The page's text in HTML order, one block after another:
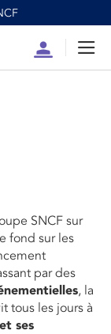
Compte
SNCF sur
fond sur les
par des
, la
tous les jours à
ses